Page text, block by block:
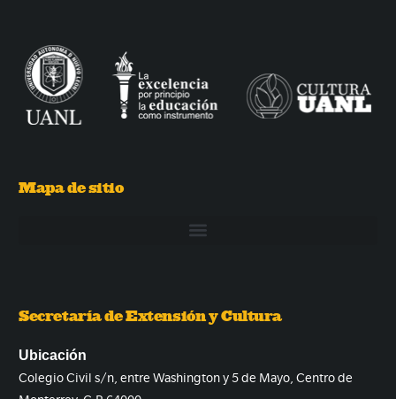
Mapa de sitio
Secretaría de Extensión y Cultura
Ubicación
Colegio Civil s/n, entre Washington y 5 de Mayo, Centro de